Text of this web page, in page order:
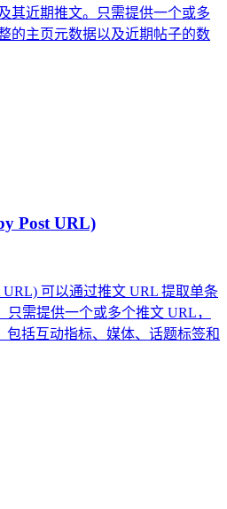
其近期推文。只需提供一个或多
的主页元数据以及近期帖子的数
Post URL)
URL) 可以通过推文 URL 提取单条
需提供一个或多个推文 URL，
包括互动指标、媒体、话题标签和